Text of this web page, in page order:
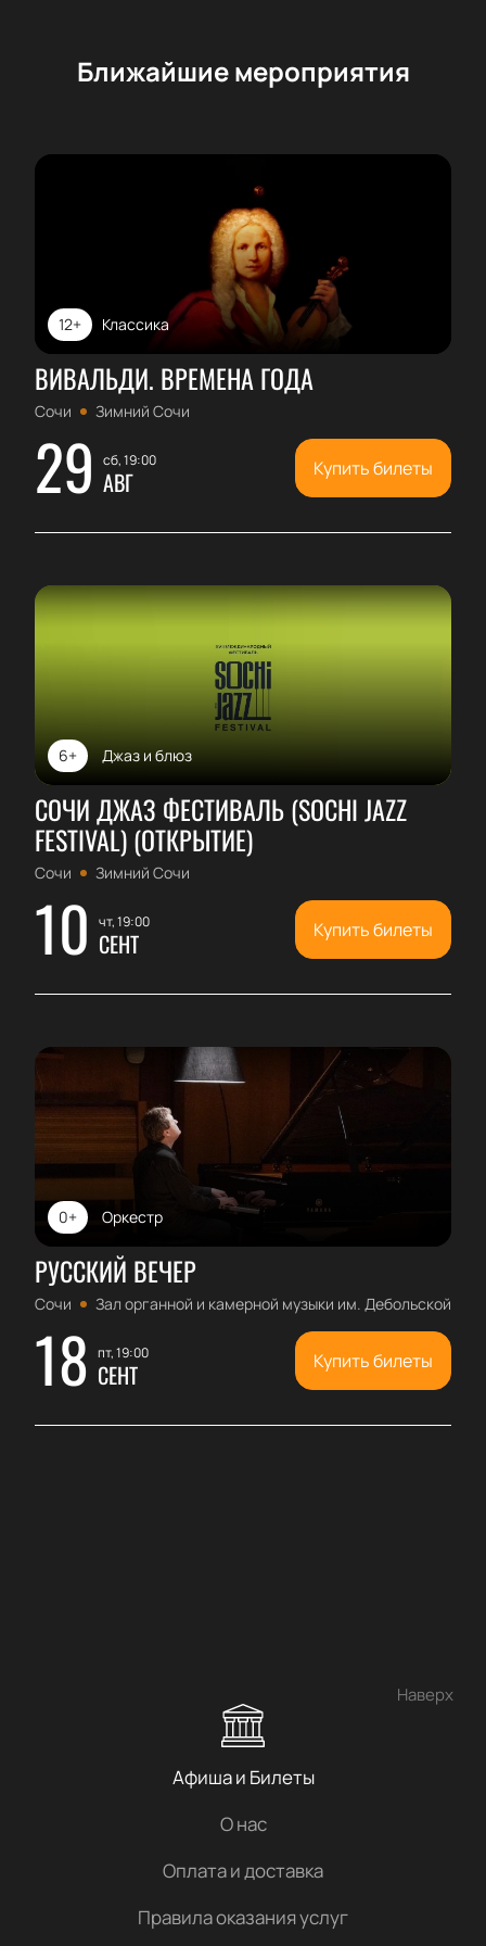
Ближайшие мероприятия
Классика
12+
ВИВАЛЬДИ. ВРЕМЕНА ГОДА
Сочи Зимний Сочи
29 сб, 19:00
АВГ Купить билеты
Джаз и блюз
6+
СОЧИ ДЖАЗ ФЕСТИВАЛЬ (SOCHI JAZZ
FESTIVAL) (ОТКРЫТИЕ)
Сочи Зимний Сочи
10 чт, 19:00
СЕНТ Купить билеты
Оркестр
0+
РУССКИЙ ВЕЧЕР
Сочи Зал органной и камерной музыки им. Дебольской
18 пт, 19:00
СЕНТ Купить билеты
Наверх
Афиша и Билеты
О нас
Оплата и доставка
Правила оказания услуг